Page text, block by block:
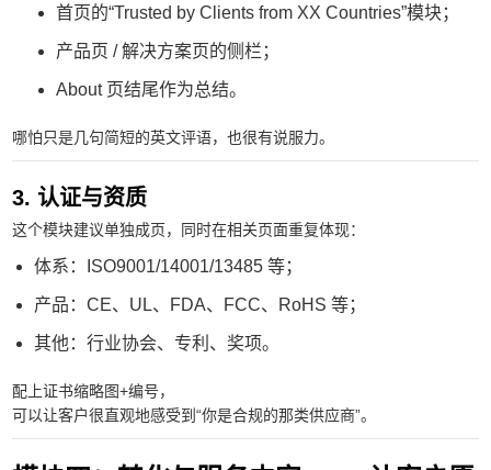
首页的“Trusted by Clients from XX Countries”模块；
产品页 / 解决方案页的侧栏；
About 页结尾作为总结。
哪怕只是几句简短的英文评语，也很有说服力。
3. 认证与资质
这个模块建议单独成页，同时在相关页面重复体现：
体系：ISO9001/14001/13485 等；
产品：CE、UL、FDA、FCC、RoHS 等；
其他：行业协会、专利、奖项。
配上证书缩略图+编号，
可以让客户很直观地感受到“你是合规的那类供应商”。